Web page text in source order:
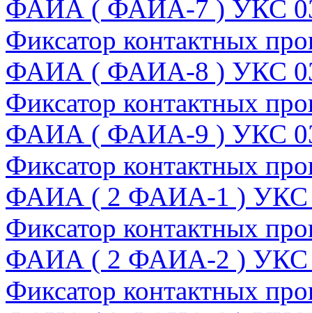
ФАИА ( ФАИА-7 ) УКС
Фиксатор контактных
ФАИА ( ФАИА-8 ) УКС
Фиксатор контактных
ФАИА ( ФАИА-9 ) УКС
Фиксатор контактных
ФАИА ( 2 ФАИА-1 ) УКС
Фиксатор контактных
ФАИА ( 2 ФАИА-2 ) УКС
Фиксатор контактных